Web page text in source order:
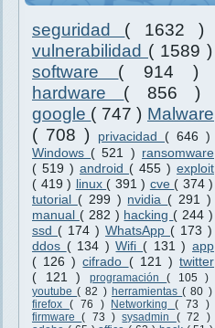
seguridad ( 1632 )
vulnerabilidad ( 1589 )
software ( 914 )
hardware ( 856 )
google ( 747 ) Malware
( 708 )
privacidad ( 646 )
Windows ( 521 ) ransomware
( 519 ) android ( 455 ) exploit
( 419 ) linux ( 391 ) cve ( 374 )
tutorial ( 299 ) nvidia ( 291 )
manual ( 282 ) hacking ( 244 )
ssd ( 174 ) WhatsApp ( 173 )
ddos ( 134 )Wifi ( 131 ) app
( 126 )cifrado ( 121 )twitter
( 121 ) programación( 105 )
youtube( 82 ) herramientas( 80 )
firefox ( 76 ) Networking( 73 )
firmware( 73 )sysadmin ( 72 )